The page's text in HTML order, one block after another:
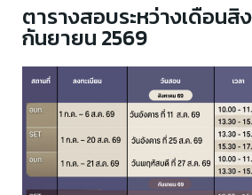
ตารางสอบระหว่างเดือนสิ
กันยายน 2569